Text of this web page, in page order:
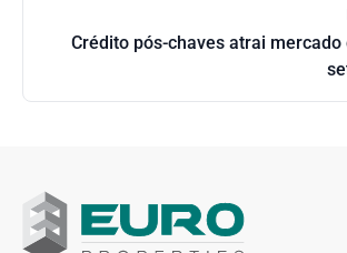
Crédito pós-chaves atrai